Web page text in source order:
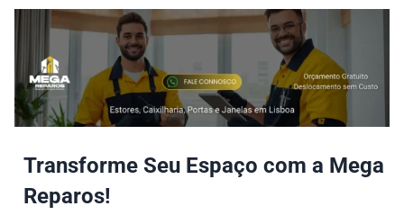
Transforme Seu Espaço com a Mega
Reparos!